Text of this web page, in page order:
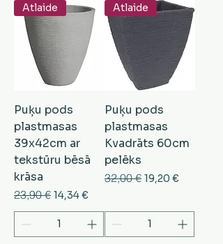
Atlaide
Puķu pods
plastmasas
39x42cm ar
tekstūru bēsā
krāsa
Parastā cena
23,90 € Izpārdošanas cena
14,34 €
Atlaide
Puķu pods
plastmasas
Kvadrāts 60cm
pelēks
Parastā cena
32,00 € Izpārdošanas
19,20 €